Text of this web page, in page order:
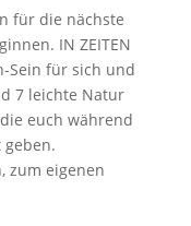
für die nächste
IN ZEITEN
Sein für sich und
7 leichte Natur
euch während
zum eigenen